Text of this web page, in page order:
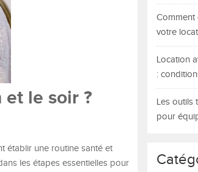
le soir ?
établir une routine santé et
les étapes essentielles pour
votre
Location
:
Les outils
pour